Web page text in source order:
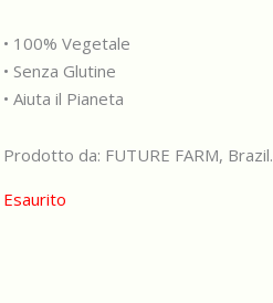
• 100% Vegetale
• Senza Glutine
• Aiuta il Pianeta
Prodotto da: FUTURE FARM, Brazil.
Esaurito